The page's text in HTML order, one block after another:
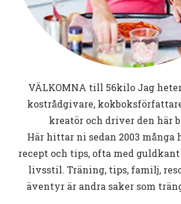
VÄLKOMNA till 56kiloJag
kostrådgivare,
kreatör och driver den här
Här hittar ni sedan 2003 många
recept och tips, ofta med
livsstil. Träning, tips, familj,
äventyr är andra saker som